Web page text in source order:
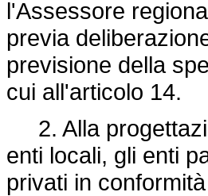
l'Assessore
previa
previsione della
cui all'articolo 14.
2. Alla
enti locali, gli enti
privati in